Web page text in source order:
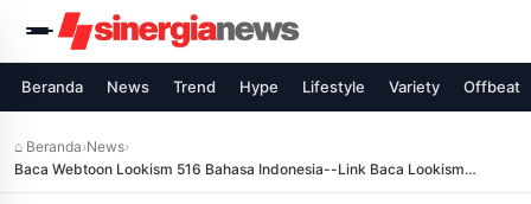
Beranda News Trend Hype Lifestyle Variety Offbeat
⌂ Beranda›News›
Baca Webtoon Lookism 516 Bahasa Indonesia--Link Baca Lookism
Episode 516 SUB INDO English RAW